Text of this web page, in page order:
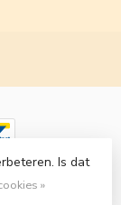
Lightspeed-
Is dat
»